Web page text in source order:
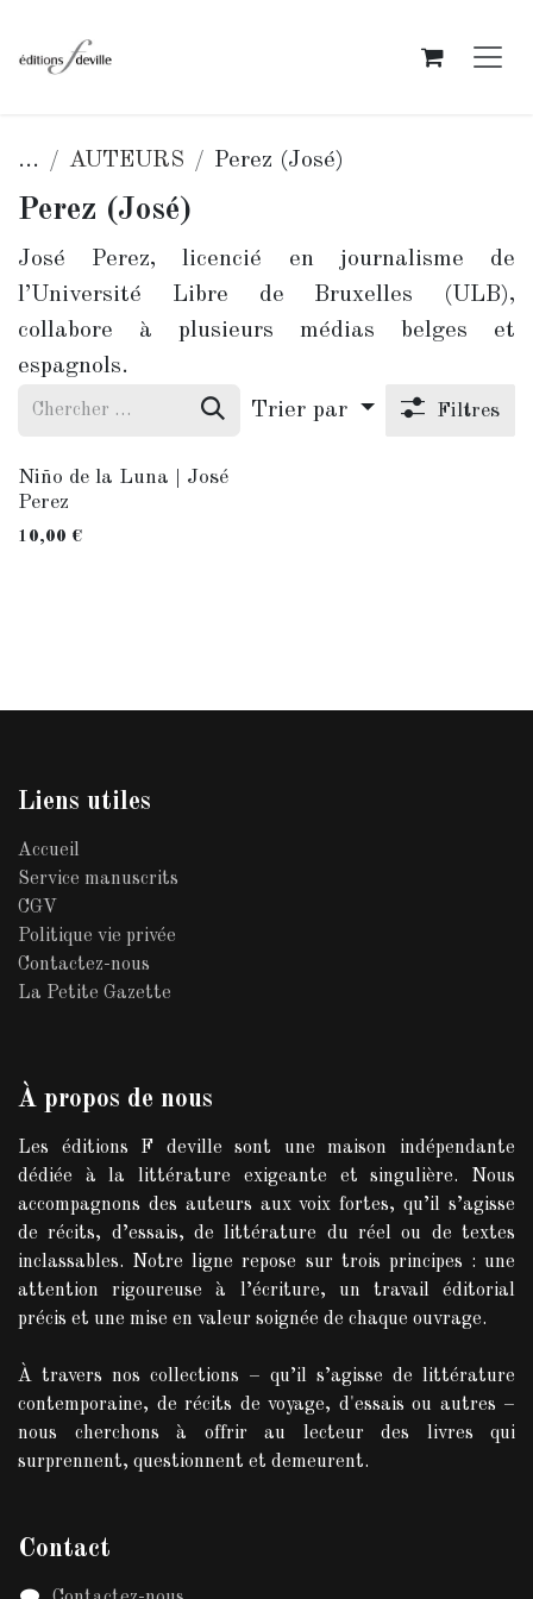
... AUTEURS Perez (José)
Perez (José)
José Perez, licencié en journalisme de
l’Université Libre de Bruxelles (ULB),
collabore à plusieurs médias belges et
espagnols.
Trier par
Filtres
Niño de la Luna | José
Perez
10,00 €
Liens utiles
Accueil
Service manuscrits
CGV
Politique vie privée
Contactez-nous
La Petite Gazette
À propos de nous
Les éditions F deville sont une maison indépendante
dédiée à la littérature exigeante et singulière. Nous
accompagnons des auteurs aux voix fortes, qu’il s’agisse
de récits, d’essais, de littérature du réel ou de textes
inclassables. Notre ligne repose sur trois principes : une
attention rigoureuse à l’écriture, un travail éditorial
précis et une mise en valeur soignée de chaque ouvrage.
À travers nos collections – qu’il s’agisse de littérature
contemporaine, de récits de voyage, d'essais ou autres –
nous cherchons à offrir au lecteur des livres qui
surprennent, questionnent et demeurent.
Contact